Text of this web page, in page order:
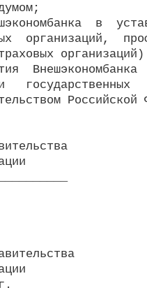
в
организаций,
Внешэкономбанка
государственных
Российской